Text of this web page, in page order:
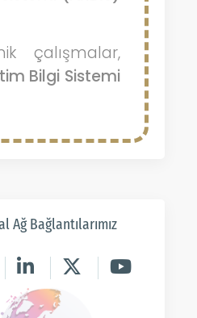
çalışmalar,
Bilgi Sistemi
Ağ Bağlantılarımız